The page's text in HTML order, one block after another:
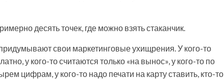
десять точек, где можно взять стаканчик.
свои маркетинговые ухищрения. У кого-то
у кого-то считаются только «на вынос», у кого-то по
цифрам, у кого-то надо печати на карту ставить, кто-то